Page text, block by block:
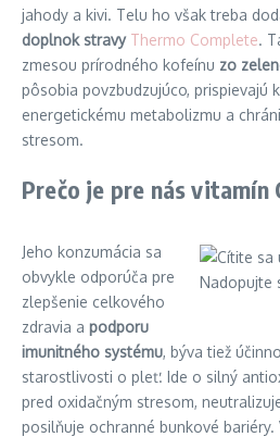
jahody a kivi. Telu ho však treba
doplnok stravy Thermo Complete.
zmesou prírodného kofeínu zo
pôsobia povzbudzujúco, prispievajú
energetickému metabolizmu a
stresom.
Prečo je pre nás vitamín
Jeho konzumácia sa
obvykle odporúča pre
zlepšenie celkového
zdravia a podporu
imunitného systému, býva tiež
starostlivosti o pleť. Ide o silný
pred oxidačným stresom,
posilňuje ochranné bunkové